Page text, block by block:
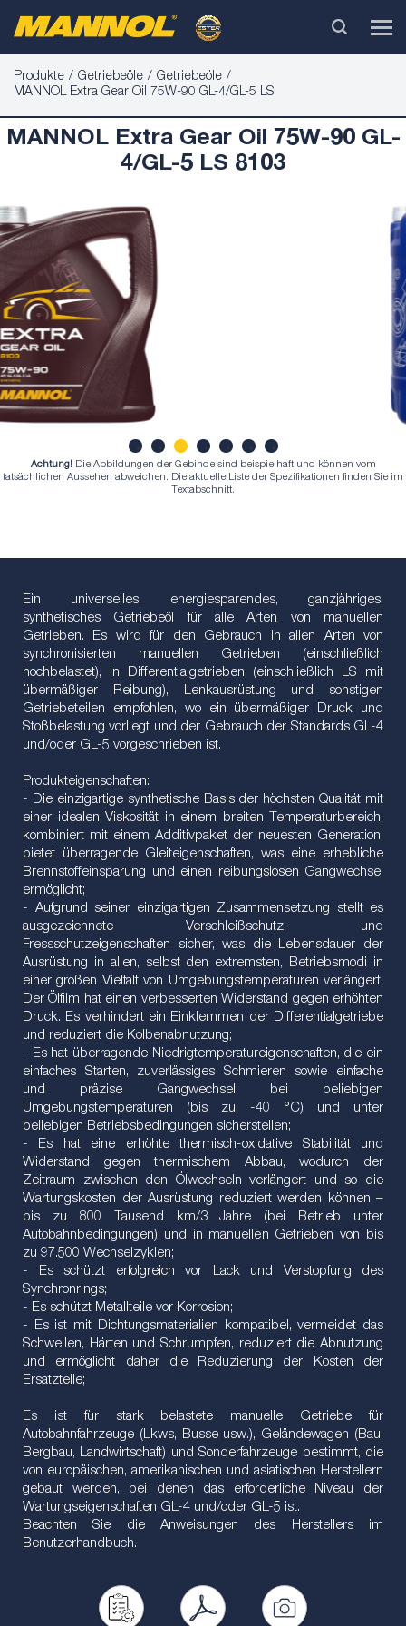
Produkte Getriebeöle
Getriebeöle
MANNOL Extra Gear Oil 75W-90 GL-4/GL-5 LS
MANNOL Extra Gear Oil 75W-90 GL-
4/GL-5 LS 8103
1 2 3 4 5 6 7
Achtung! Die Abbildungen der Gebinde sind beispielhaft und können vom
tatsächlichen Aussehen abweichen. Die aktuelle Liste der Spezifikationen finden Sie im
Textabschnitt.
Ein universelles, energiesparendes, ganzjähriges,
synthetisches Getriebeöl für alle Arten von manuellen
Getrieben. Es wird für den Gebrauch in allen Arten von
synchronisierten manuellen Getrieben (einschließlich
hochbelastet), in Differentialgetrieben (einschließlich LS mit
übermäßiger Reibung), Lenkausrüstung und sonstigen
Getriebeteilen empfohlen, wo ein übermäßiger Druck und
Stoßbelastung vorliegt und der Gebrauch der Standards GL-4
und/oder GL-5 vorgeschrieben ist.
Produkteigenschaften:
- Die einzigartige synthetische Basis der höchsten Qualität mit
einer idealen Viskosität in einem breiten Temperaturbereich,
kombiniert mit einem Additivpaket der neuesten Generation,
bietet überragende Gleiteigenschaften, was eine erhebliche
Brennstoffeinsparung und einen reibungslosen Gangwechsel
ermöglicht;
- Aufgrund seiner einzigartigen Zusammensetzung stellt es
ausgezeichnete Verschleißschutz- und
Fressschutzeigenschaften sicher, was die Lebensdauer der
Ausrüstung in allen, selbst den extremsten, Betriebsmodi in
einer großen Vielfalt von Umgebungstemperaturen verlängert.
Der Ölfilm hat einen verbesserten Widerstand gegen erhöhten
Druck. Es verhindert ein Einklemmen der Differentialgetriebe
und reduziert die Kolbenabnutzung;
- Es hat überragende Niedrigtemperatureigenschaften, die ein
einfaches Starten, zuverlässiges Schmieren sowie einfache
und präzise Gangwechsel bei beliebigen
Umgebungstemperaturen (bis zu -40 °C) und unter
beliebigen Betriebsbedingungen sicherstellen;
- Es hat eine erhöhte thermisch-oxidative Stabilität und
Widerstand gegen thermischem Abbau, wodurch der
Zeitraum zwischen den Ölwechseln verlängert und so die
Wartungskosten der Ausrüstung reduziert werden können –
bis zu 800 Tausend km/3 Jahre (bei Betrieb unter
Autobahnbedingungen) und in manuellen Getrieben von bis
zu 97.500 Wechselzyklen;
- Es schützt erfolgreich vor Lack und Verstopfung des
Synchronrings;
- Es schützt Metallteile vor Korrosion;
- Es ist mit Dichtungsmaterialien kompatibel, vermeidet das
Schwellen, Härten und Schrumpfen, reduziert die Abnutzung
und ermöglicht daher die Reduzierung der Kosten der
Ersatzteile;
Es ist für stark belastete manuelle Getriebe für
Autobahnfahrzeuge (Lkws, Busse usw.), Geländewagen (Bau,
Bergbau, Landwirtschaft) und Sonderfahrzeuge bestimmt, die
von europäischen, amerikanischen und asiatischen Herstellern
gebaut werden, bei denen das erforderliche Niveau der
Wartungseigenschaften GL-4 und/oder GL-5 ist.
Beachten Sie die Anweisungen des Herstellers im
Benutzerhandbuch.